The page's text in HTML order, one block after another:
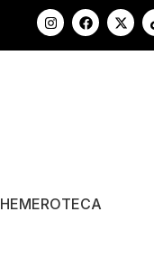
HEMEROTECA